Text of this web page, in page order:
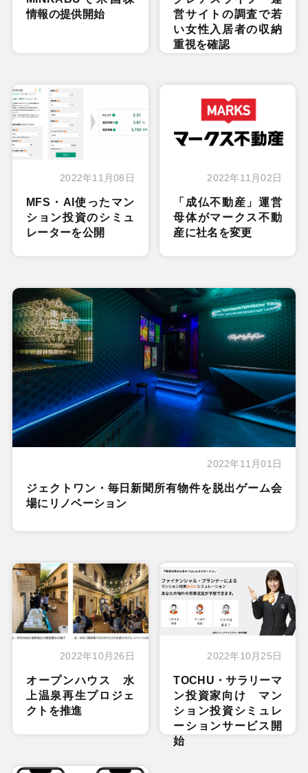
情報の提供開始
営サイトの調査で若
い女性入居者の収納
重視を確認
2022年11月08日
MFS・AI使ったマン
ション投資のシミュ
レーターを公開
2022年11月02日
「成仏不動産」運営
母体がマークス不動
産に社名を変更
2022年11月01日
ジェクトワン・毎日新聞所有物件を脱出ゲーム会
場にリノベーション
2022年10月26日
オープンハウス 水
上温泉再生プロジェ
クトを推進
2022年10月25日
TOCHU・サラリーマ
ン投資家向け マン
ション投資シミュレ
ーションサービス開
始